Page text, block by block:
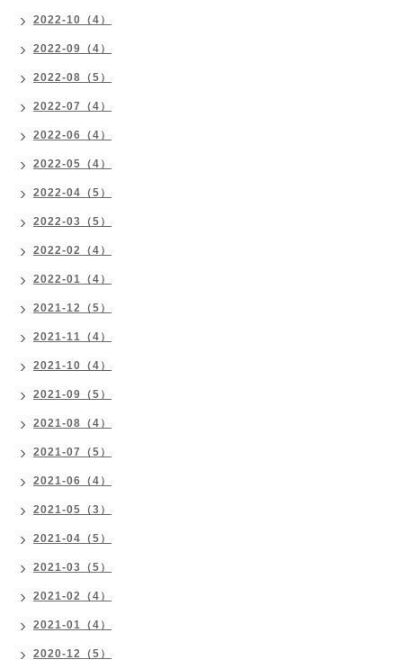
2022-10（4）
2022-09（4）
2022-08（5）
2022-07（4）
2022-06（4）
2022-05（4）
2022-04（5）
2022-03（5）
2022-02（4）
2022-01（4）
2021-12（5）
2021-11（4）
2021-10（4）
2021-09（5）
2021-08（4）
2021-07（5）
2021-06（4）
2021-05（3）
2021-04（5）
2021-03（5）
2021-02（4）
2021-01（4）
2020-12（5）